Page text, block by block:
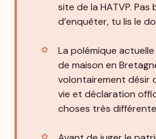
site de la HATVP. Pas
d’enquêter, tu lis le
La polémique
de maison en
volontairement désir
vie et déclaration
choses très